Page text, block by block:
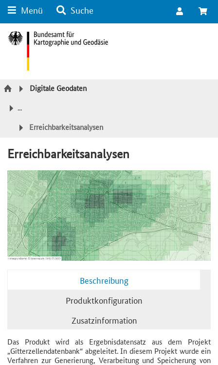
Kategorie Navigation
Menü Suche
Digitale Geodaten
...
Erreichbarkeitsanalysen
Erreichbarkeitsanalysen
Beschreibung
Produktkonfiguration
Zusatzinformation
Das Produkt wird als Ergebnisdatensatz aus dem Projekt
„Gitterzellendatenbank“ abgeleitet. In diesem Projekt wurde ein
Verfahren zur Generierung, Verarbeitung und Speicherung von